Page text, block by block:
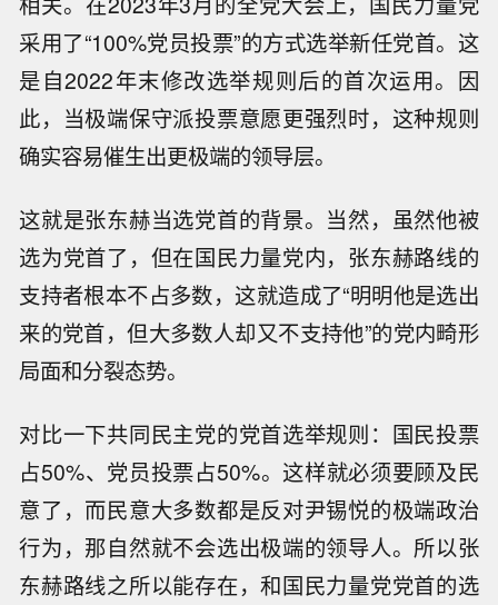
采用了“100%党员投票”的方式选举新任党首。这
是自2022年末修改选举规则后的首次运用。因
此，当极端保守派投票意愿更强烈时，这种规则
确实容易催生出更极端的领导层。
这就是张东赫当选党首的背景。当然，虽然他被
选为党首了，但在国民力量党内，张东赫路线的
支持者根本不占多数，这就造成了“明明他是选出
来的党首，但大多数人却又不支持他”的党内畸形
局面和分裂态势。
对比一下共同民主党的党首选举规则：国民投票
占50%、党员投票占50%。这样就必须要顾及民
意了，而民意大多数都是反对尹锡悦的极端政治
行为，那自然就不会选出极端的领导人。所以张
东赫路线之所以能存在，和国民力量党党首的选